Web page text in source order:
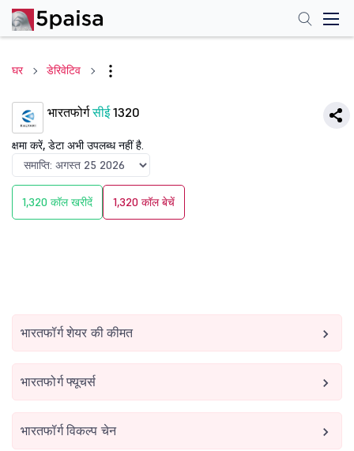
घर डेरिवेटिव
भारतफोर्गसीई1320
क्षमा करें, डेटा अभी उपलब्ध नहीं है.
1,320 कॉल खरीदें 1,320 कॉल बेचें
भारतफॉर्ग शेयर की कीमत
भारतफोर्ग फ्यूचर्स
भारतफॉर्ग विकल्प चेन